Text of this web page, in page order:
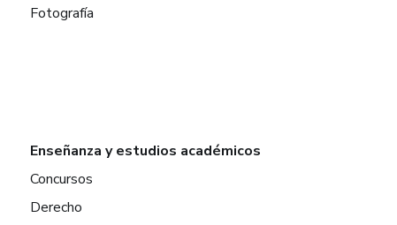
Fotografía
Enseñanza y estudios académicos
Concursos
Derecho